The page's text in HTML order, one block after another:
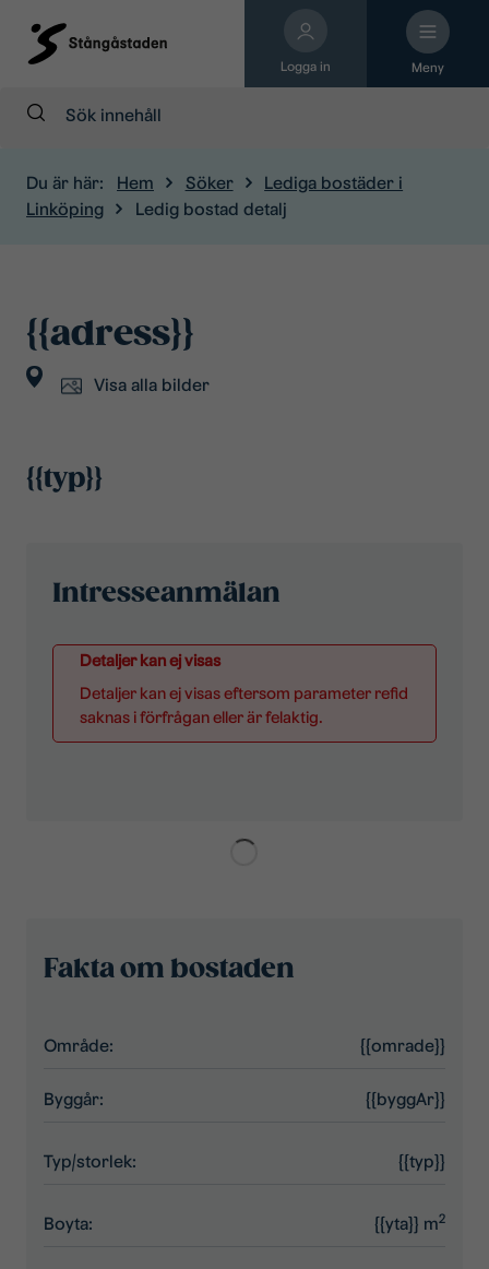
Logga in Meny
Sök:
Du är här: Hem Söker
Lediga bostäder i
Linköping
Ledig bostad detalj
{{adress}}
{{omrade}}
Visa alla bilder
{{typ}}
Intresseanmälan
Detaljer kan ej visas
Detaljer kan ej visas eftersom parameter refid
saknas i förfrågan eller är felaktig.
Fakta om bostaden
Område: {{omrade}}
Byggår: {{byggAr}}
Typ/storlek: {{typ}}
Boyta: {{yta}} m2